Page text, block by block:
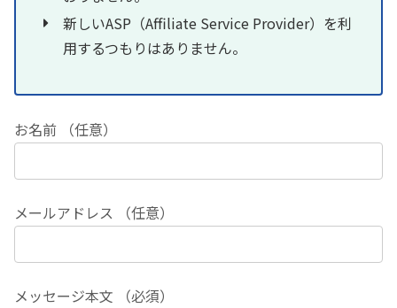
新しいASP（Affiliate Service Provider）を利
用するつもりはありません。
お名前 （任意）
メールアドレス （任意）
メッセージ本文 （必須）